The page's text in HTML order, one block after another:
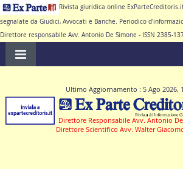
Rivista giuridica online
segnalate da Giudici, Avvocati e Banche. Periodico
Direttore responsabile Avv. Antonio De Simone - ISSN 2385-
Ultimo Aggiornamento : 5 Ago 2026,
Direttore Responsabile Avv. Antonio
Direttore Scientifico Avv. Walter